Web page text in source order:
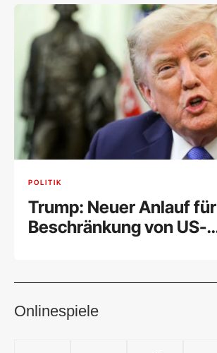
POLITIK
Trump: Neuer Anlauf für
Beschränkung von US-
Onlinespiele